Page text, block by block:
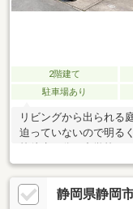
2階建て
駐車場あり
リビングから出られる
迫っていないので明る
岡市立東中学校から１
駅から１３００ｍ建物
屋、そのうち２部屋は
静岡県静岡